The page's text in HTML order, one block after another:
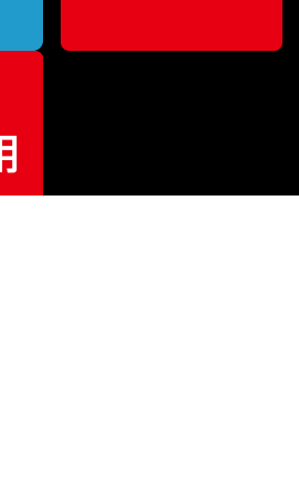
（税込）